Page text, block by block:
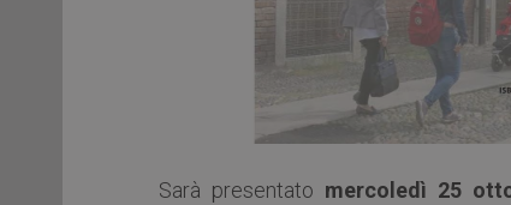
Sarà presentato mercoledì 25